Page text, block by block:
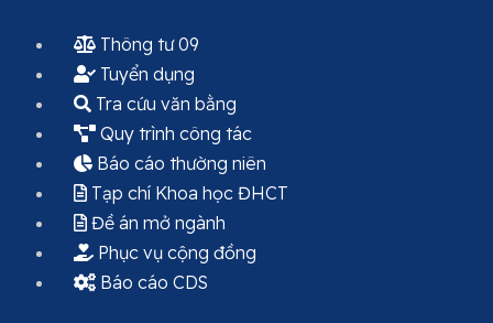
Thông tư 09
Tuyển dụng
Tra cứu văn bằng
Quy trình công tác
Báo cáo thường niên
Tạp chí Khoa học ĐHCT
Đề án mở ngành
Phục vụ cộng đồng
Báo cáo CDS